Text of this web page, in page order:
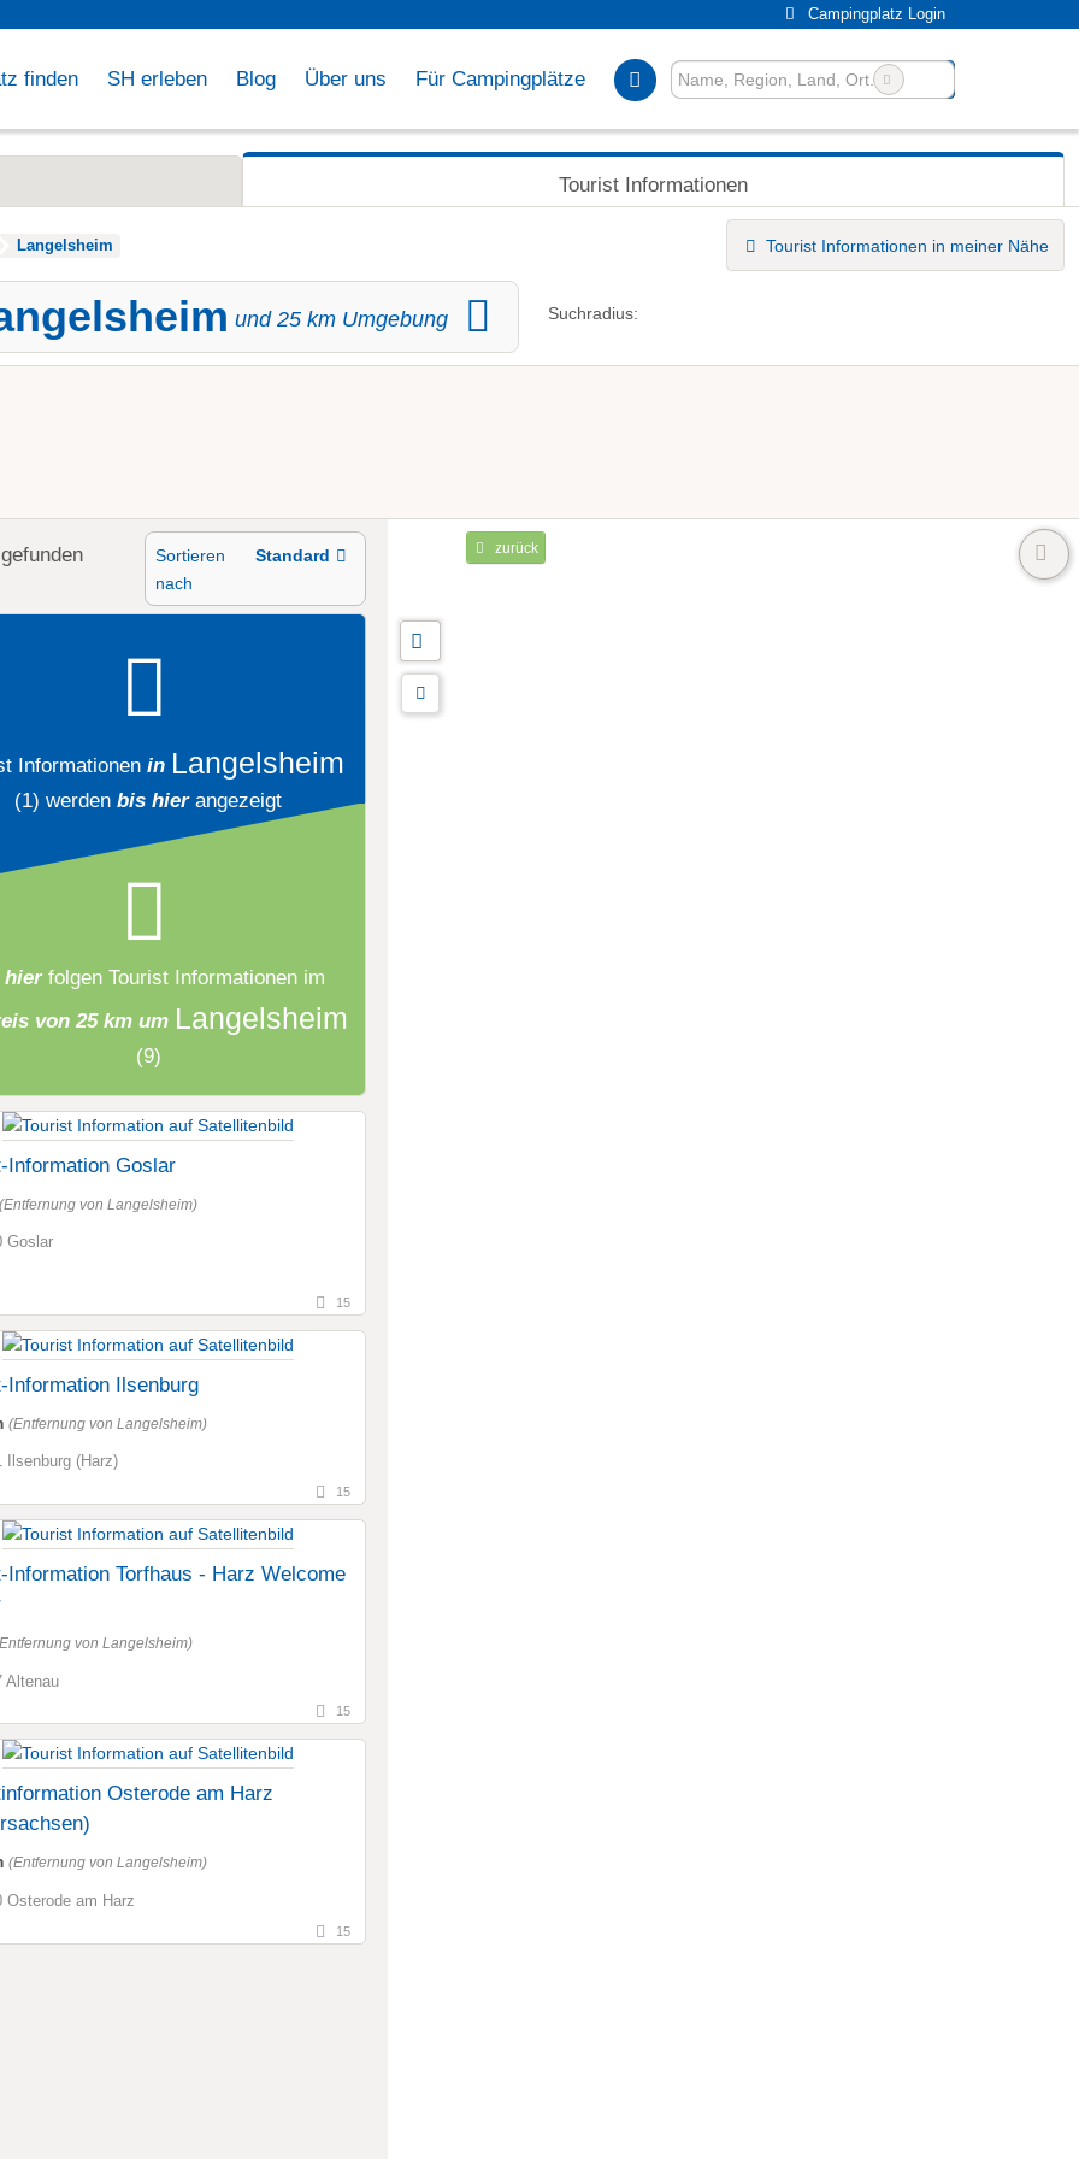
Campingplatz Login
finden SH erleben Blog Über uns Für Campingplätze
Tourist Informationen
Langelsheim Tourist Informationen in meiner Nähe
und 25 km Umgebung Suchradius:
gefunden
Sortieren
nach
Standard
Informationen in Langelsheim
(1) werden bis hierangezeigt
hier folgen Tourist Informationenim
von 25 km um Langelsheim
(9)
Information Goslar
(Entfernung von Langelsheim)
Goslar
15
Information Ilsenburg
(Entfernung von Langelsheim)
Ilsenburg (Harz)
15
Information Torfhaus - Harz Welcome
von Langelsheim)
Altenau
15
Osterode am Harz
(Entfernung von Langelsheim)
Osterode am Harz
15
zurück